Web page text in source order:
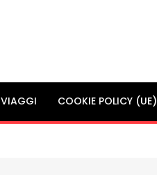
VIAGGI COOKIE POLICY (UE)